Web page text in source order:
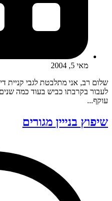
מאי 5, 2004
שלום רב, אני מתלבטת לגבי קניית
לעבור בקרבתו כביש בעוד כמה
עוקף...
שיפוץ בנייין מגורים